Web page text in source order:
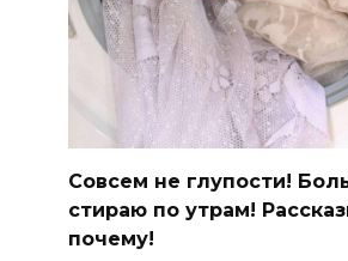
Совсем не глупости!
стираю по утрам!
почему!